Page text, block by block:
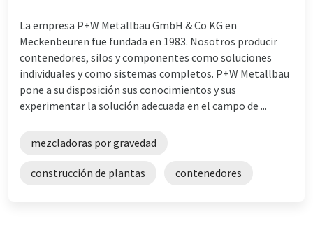
La empresa P+W Metallbau GmbH & Co KG en
Meckenbeuren fue fundada en 1983. Nosotros producir
contenedores, silos y componentes como soluciones
individuales y como sistemas completos. P+W Metallbau
pone a su disposición sus conocimientos y sus
experimentar la solución adecuada en el campo de ...
mezcladoras por gravedad
construcción de plantas contenedores